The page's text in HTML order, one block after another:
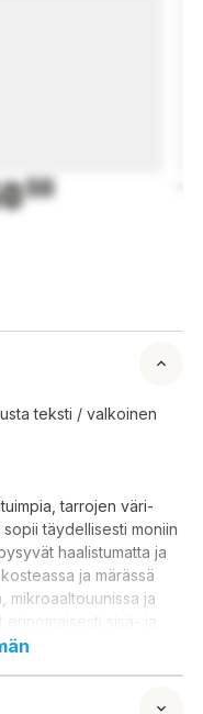
50
teksti / valkoinen
tarrojen väri-
täydellisesti moniin
haalistumatta ja
ja märässä
mikroaaltouunissa ja
sisä- ja